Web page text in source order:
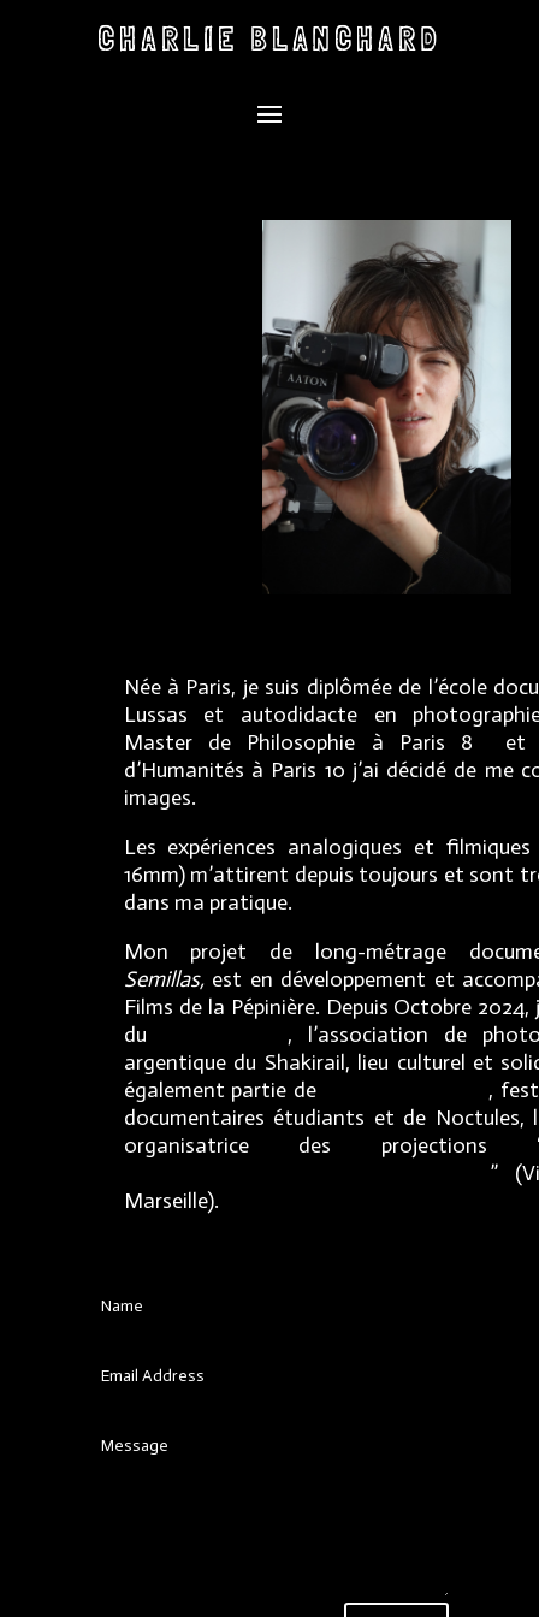
CHARLIE BLANCHARD
Née à Paris, je suis diplômée de l’école
Lussas et autodidacte en
Master de Philosophie à Paris 8 et
d’Humanités à Paris 10 j’ai décidé de me
images.
Les expériences analogiques et
16mm) m’attirent depuis toujours et sont
dans ma pratique.
Mon projet de long-métrage
Semillas, est en développement et
Films de la Pépinière. Depuis Octobre
du
, l’association de
argentique du Shakirail, lieu culturel et
également partie de
,
documentaires étudiants et de Noctules,
organisatrice des projections
documentaires : Zones du serpent”
Marseille).